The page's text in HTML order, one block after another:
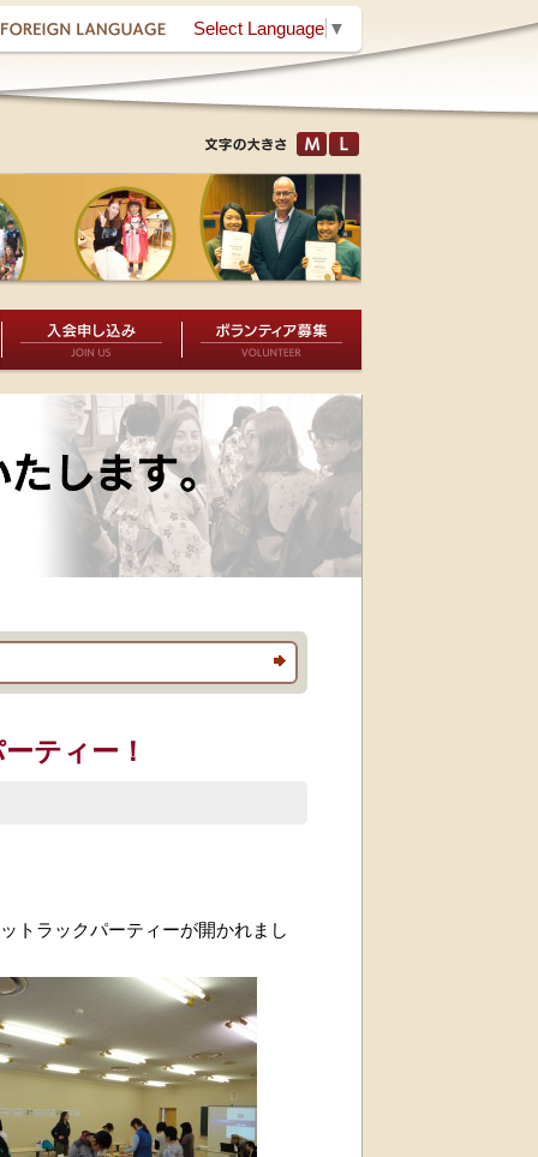
Select Language ▼
ティー！
トラックパーティーが開かれまし